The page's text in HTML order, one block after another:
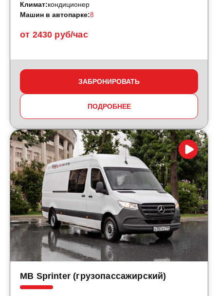
от 2430 руб/час
Климат:кондиционер
Машин в автопарке:8
ЗАБРОНИРОВАТЬ
ПОДРОБНЕЕ
MB Sprinter (грузопассажирский)